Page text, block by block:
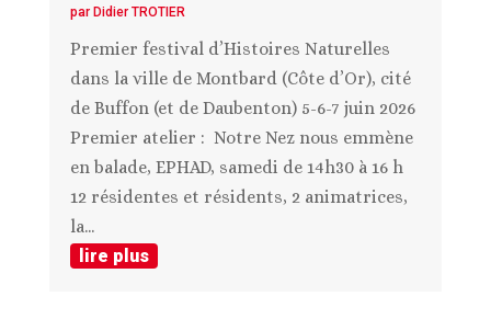
par Didier TROTIER
Premier festival d’Histoires Naturelles
dans la ville de Montbard (Côte d’Or), cité
de Buffon (et de Daubenton) 5-6-7 juin 2026
Premier atelier : Notre Nez nous emmène
en balade, EPHAD, samedi de 14h30 à 16 h
12 résidentes et résidents, 2 animatrices,
la...
lire plus